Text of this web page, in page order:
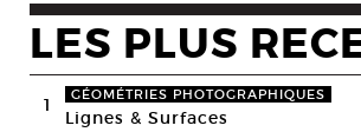
LES PLUS
1 GÉOMÉTRIES PHOTOGRAPHIQUES
Lignes & Surfaces